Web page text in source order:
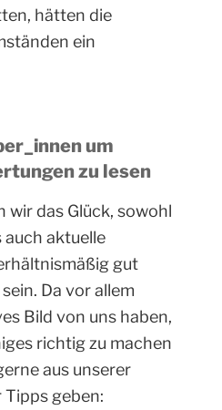
hätten die
ein
um
zu lesen
wir das Glück, sowohl
auch aktuelle
gut
Da vor allem
Bild von uns haben,
richtig zu machen
aus unserer
Tipps geben: